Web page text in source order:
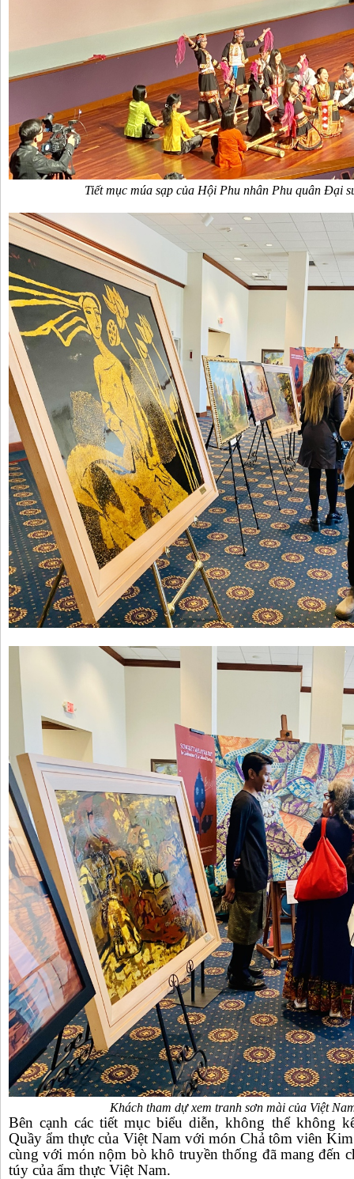
Tiết mục múa sạp của Hội Phu nhân Phu quân Đại
Khách tham dự xem tranh sơn mài của Việt
Bên cạnh các tiết mục biểu diễn, không thể không
Quầy ẩm thực của Việt Nam với món Chả tôm viên
cùng với món nộm bò khô truyền thống đã mang đến
túy của ẩm thực Việt Nam.